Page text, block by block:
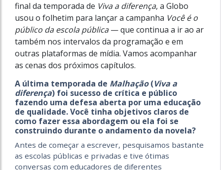
final da temporada de Viva a diferença, a Globo
usou o folhetim para lançar a campanha Você é o
público da escola pública— que continua a ir ao ar
também nos intervalos da programação e em
outras plataformas de mídia. Vamos acompanhar
as cenas dos próximos capítulos.
A última temporada de Malhação(Viva a
diferença) foi sucesso de crítica e público
fazendo uma defesa aberta por uma educação
de qualidade. Você tinha objetivos claros de
como fazer essa abordagem ou ela foi se
construindo durante o andamento da novela?
Antes de começar a escrever, pesquisamos bastante
as escolas públicas e privadas e tive ótimas
conversas com educadores de diferentes